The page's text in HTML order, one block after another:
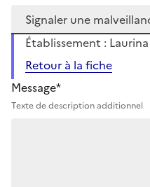
Établissement :
Retour à la fiche
Message*
Texte de description additionnel